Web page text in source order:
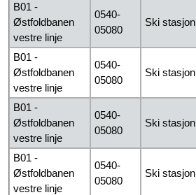
B01 -
Østfoldbanen
vestre linje
0540-
05080
Ski stasjon
B01 -
Østfoldbanen
vestre linje
0540-
05080
Ski stasjon
B01 -
Østfoldbanen
vestre linje
0540-
05080
Ski stasjon
B01 -
Østfoldbanen
vestre linje
0540-
05080
Ski stasjon